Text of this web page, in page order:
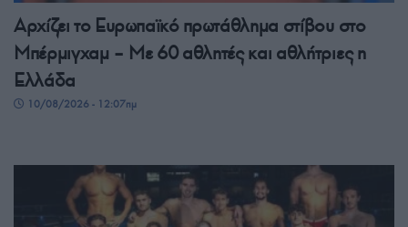
Αρχίζει το Ευρωπαϊκό πρωτάθλημα στίβου στο
Μπέρμιγχαμ – Με 60 αθλητές και αθλήτριες η
Ελλάδα
10/08/2026 - 12:07πμ